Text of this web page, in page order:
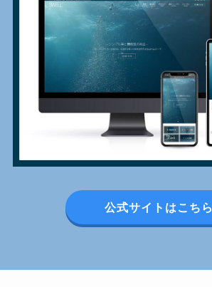
公式サイトはこちら